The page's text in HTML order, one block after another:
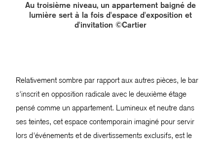
Au troisième niveau, un appartement baigné de
lumière sert à la fois d'espace d'exposition et
d'invitation ©Cartier
Relativement sombre par rapport aux autres pièces, le bar
s'inscrit en opposition radicale avec le deuxième étage
pensé comme un appartement. Lumineux et neutre dans
ses teintes, cet espace contemporain imaginé pour servir
lors d'événements et de divertissements exclusifs, est le